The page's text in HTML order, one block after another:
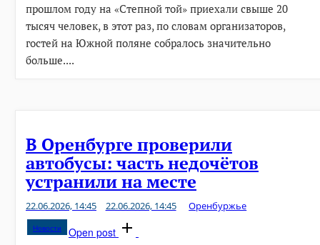
прошлом году на «Степной той» приехали свыше 20
тысяч человек, в этот раз, по словам организаторов,
гостей на Южной поляне собралось значительно
больше....
В Оренбурге проверили
автобусы: часть недочётов
устранили на месте
22.06.2026, 14:45 22.06.2026, 14:45 Оренбуржье
Новости
Open post